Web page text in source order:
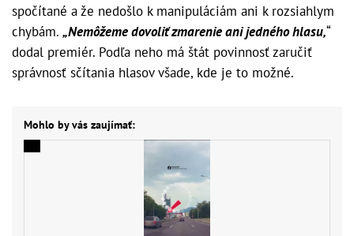
spočítané a že nedošlo k manipuláciám ani k rozsiahlym
chybám. „Nemôžeme dovoliť zmarenie ani jedného hlasu,“
dodal premiér. Podľa neho má štát povinnosť zaručiť
správnosť sčítania hlasov všade, kde je to možné.
Mohlo by vás zaujímať: